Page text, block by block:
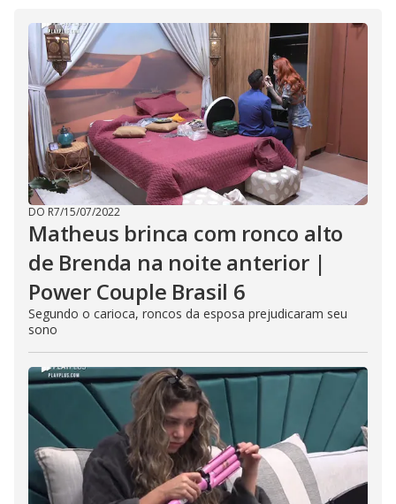
DO R7/15/07/2022
Matheus brinca com ronco alto
de Brenda na noite anterior |
Power Couple Brasil 6
Segundo o carioca, roncos da esposa prejudicaram seu
sono